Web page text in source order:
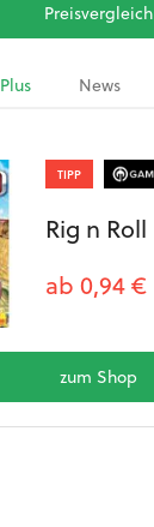
Preisvergleich
Plus News
TIPP
Rig n Roll
ab 0,94 €
zum Shop